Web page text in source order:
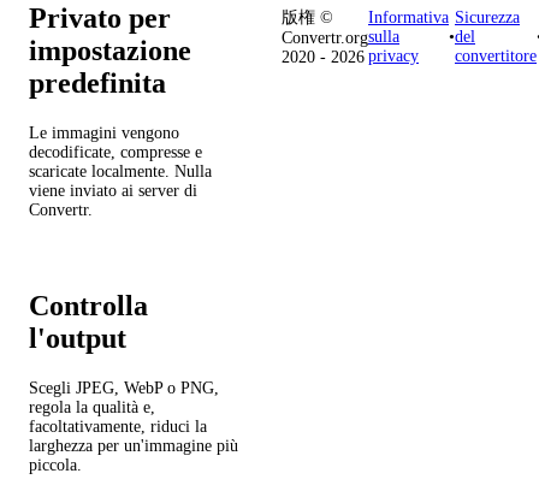
Privato per
impostazione
predefinita
Le immagini vengono
decodificate, compresse e
scaricate localmente. Nulla
viene inviato ai server di
Convertr.
Controlla
l'output
Scegli JPEG, WebP o PNG,
regola la qualità e,
facoltativamente, riduci la
larghezza per un'immagine più
piccola.
版権 ©
Convertr.org
2020 - 2026
Informativa
sulla
privacy
•
Sicurezza
del
convertitore